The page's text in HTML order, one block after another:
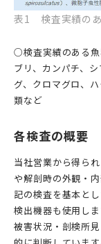
表1 検査実績のあ
○検査実績のある魚
ブリ、カンパチ、
グ、クロマグロ、
類など
各検査の概要
当社営業から得ら
や解剖時の外観・
記の検査を基本と
検出機器も使用し
被害状況・剖検所